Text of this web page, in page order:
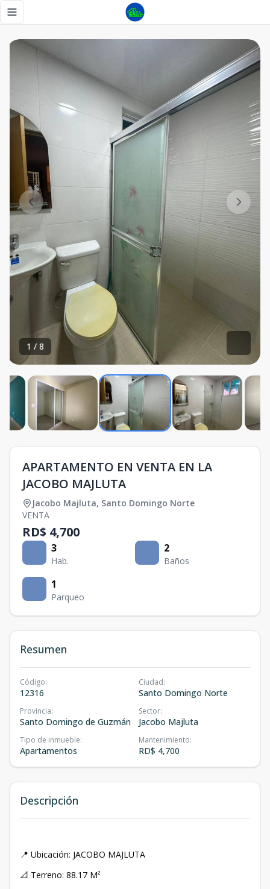
Toggle navigation menu
1 / 8
APARTAMENTO EN VENTA EN LA
JACOBO MAJLUTA
Jacobo Majluta, Santo Domingo Norte
VENTA
RD$ 4,700
3
Hab.
2
Baños
1
Parqueo
Resumen
Código:
12316
Ciudad:
Santo Domingo Norte
Provincia:
Santo Domingo de Guzmán
Sector:
Jacobo Majluta
Tipo de inmueble:
Apartamentos
Mantenimiento:
RD$ 4,700
Descripción
📍 Ubicación: JACOBO MAJLUTA
📐 Terreno: 88.17 M²
APARTAMENTO EN VENTA EN LA JACOBO MAJLUTA - Tu